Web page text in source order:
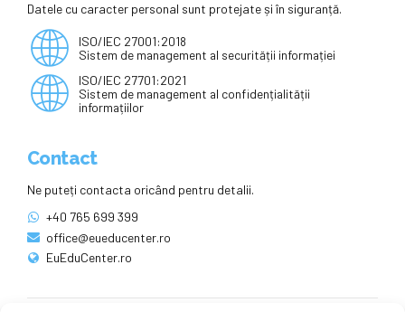
Datele cu caracter personal sunt protejate și în siguranță.
ISO/IEC 27001:2018
Sistem de management al securității informației
ISO/IEC 27701:2021
Sistem de management al confidențialității
informațiilor
Contact
Ne puteți contacta oricând pentru detalii.
+40 765 699 399
office@eueducenter.ro
EuEduCenter.ro